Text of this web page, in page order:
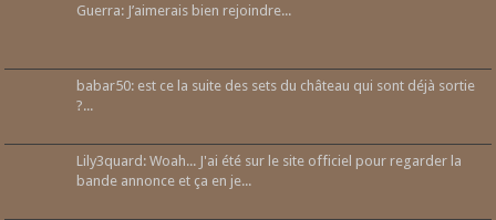
Guerra: J’aimerais bien rejoindre...
babar50: est ce la suite des sets du château qui sont déjà sortie
?...
Lily3quard: Woah... J'ai été sur le site officiel pour regarder la
bande annonce et ça en je...